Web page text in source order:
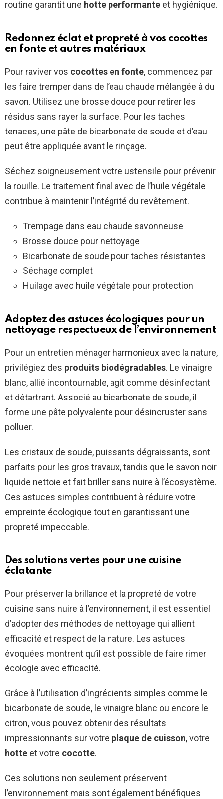
routine garantit une hotte performante et hygiénique.
Redonnez éclat et propreté à vos cocottes
en fonte et autres matériaux
Pour raviver vos cocottes en fonte, commencez par
les faire tremper dans de l’eau chaude mélangée à du
savon. Utilisez une brosse douce pour retirer les
résidus sans rayer la surface. Pour les taches
tenaces, une pâte de bicarbonate de soude et d’eau
peut être appliquée avant le rinçage.
Séchez soigneusement votre ustensile pour prévenir
la rouille. Le traitement final avec de l’huile végétale
contribue à maintenir l’intégrité du revêtement.
Trempage dans eau chaude savonneuse
Brosse douce pour nettoyage
Bicarbonate de soude pour taches résistantes
Séchage complet
Huilage avec huile végétale pour protection
Adoptez des astuces écologiques pour un
nettoyage respectueux de l’environnement
Pour un entretien ménager harmonieux avec la nature,
privilégiez des produits biodégradables. Le vinaigre
blanc, allié incontournable, agit comme désinfectant
et détartrant. Associé au bicarbonate de soude, il
forme une pâte polyvalente pour désincruster sans
polluer.
Les cristaux de soude, puissants dégraissants, sont
parfaits pour les gros travaux, tandis que le savon noir
liquide nettoie et fait briller sans nuire à l’écosystème.
Ces astuces simples contribuent à réduire votre
empreinte écologique tout en garantissant une
propreté impeccable.
Des solutions vertes pour une cuisine
éclatante
Pour préserver la brillance et la propreté de votre
cuisine sans nuire à l’environnement, il est essentiel
d’adopter des méthodes de nettoyage qui allient
efficacité et respect de la nature. Les astuces
évoquées montrent qu’il est possible de faire rimer
écologie avec efficacité.
Grâce à l’utilisation d’ingrédients simples comme le
bicarbonate de soude, le vinaigre blanc ou encore le
citron, vous pouvez obtenir des résultats
impressionnants sur votre plaque de cuisson, votre
hotte et votre cocotte.
Ces solutions non seulement préservent
l’environnement mais sont également bénéfiques